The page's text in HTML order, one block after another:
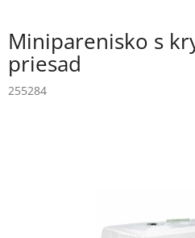
Miniparenisko s
priesad
255284